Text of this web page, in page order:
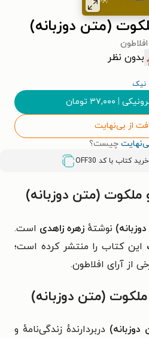
(متن دوزبانه)
افلاطون
بدون نظر
نیک
| ۳۷,۰۰۰ تومان
از بی‌نهایت
چیست؟
OFF30
(متن دوزبانه)
نوشتهٔ زهره زاهدی است.
این کتاب را منتشر کرده است؛
از آرای افلاطون.
(متن دوزبانه)
دربردارندهٔ زندگی‌نامهٔ و